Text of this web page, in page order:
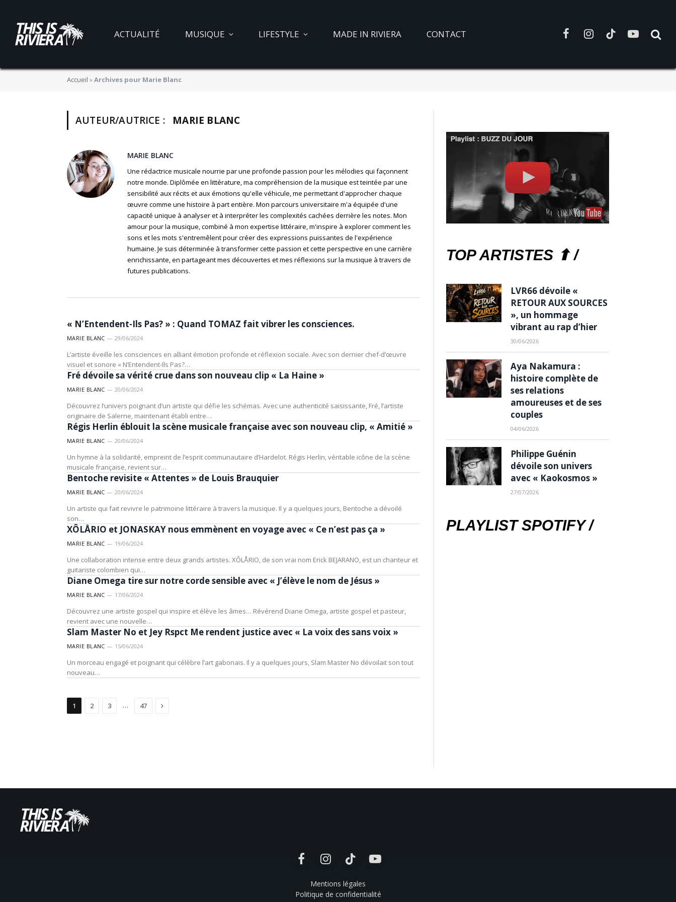
ACTUALITÉ MUSIQUE LIFESTYLE MADE IN RIVIERA CONTACT FacebookInstagramTikTokYouTube
Accueil »Archives pour Marie Blanc
AUTEUR/AUTRICE : MARIE BLANC
MARIE BLANC
Une rédactrice musicale nourrie par une profonde passion pour les mélodies qui façonnent
notre monde. Diplômée en littérature, ma compréhension de la musique est teintée par une
sensibilité aux récits et aux émotions qu'elle véhicule, me permettant d'approcher chaque
œuvre comme une histoire à part entière. Mon parcours universitaire m'a équipée d'une
capacité unique à analyser et à interpréter les complexités cachées derrière les notes. Mon
amour pour la musique, combiné à mon expertise littéraire, m'inspire à explorer comment les
sons et les mots s'entremêlent pour créer des expressions puissantes de l'expérience
humaine. Je suis déterminée à transformer cette passion et cette perspective en une carrière
enrichissante, en partageant mes découvertes et mes réflexions sur la musique à travers de
futures publications.
« N’Entendent-Ils Pas? » : Quand TOMAZ fait vibrer les consciences.
MARIE BLANC 29/06/2024
L’artiste éveille les consciences en alliant émotion profonde et réflexion sociale. Avec son dernier chef-d’œuvre
visuel et sonore « N’Entendent-Ils Pas?…
ARTISTES
Fré dévoile sa vérité crue dans son nouveau clip « La Haine »
MARIE BLANC 20/06/2024
Découvrez l’univers poignant d’un artiste qui défie les schémas. Avec une authenticité saisissante, Fré, l’artiste
originaire de Salerne, maintenant établi entre…
ARTISTES
Régis Herlin éblouit la scène musicale française avec son nouveau clip, « Amitié »
MARIE BLANC 20/06/2024
Un hymne à la solidarité, empreint de l’esprit communautaire d’Hardelot. Régis Herlin, véritable icône de la scène
musicale française, revient sur…
ARTISTES
Bentoche revisite « Attentes » de Louis Brauquier
MARIE BLANC 20/06/2024
Un artiste qui fait revivre le patrimoine littéraire à travers la musique. Il y a quelques jours, Bentoche a dévoilé
son…ARTISTES
XÔLÅRIO et JONASKAY nous emmènent en voyage avec « Ce n’est pas ça »
MARIE BLANC 19/06/2024
Une collaboration intense entre deux grands artistes. XÔLÅRIO, de son vrai nom Erick BEJARANO, est un chanteur et
guitariste colombien qui…
ARTISTES
Diane Omega tire sur notre corde sensible avec « J’élève le nom de Jésus »
MARIE BLANC 17/06/2024
Découvrez une artiste gospel qui inspire et élève les âmes… Révérend Diane Omega, artiste gospel et pasteur,
revient avec une nouvelle…
ARTISTES
Slam Master No et Jey Rspct Me rendent justice avec « La voix des sans voix »
MARIE BLANC 15/06/2024
Un morceau engagé et poignant qui célèbre l’art gabonais. Il y a quelques jours, Slam Master No dévoilait son tout
nouveau…
1 2 3 … 47 Suivant
TOP ARTISTES ⬆ /
LVR66 dévoile «
RETOUR AUX SOURCES
», un hommage
vibrant au rap d’hier
30/06/2026
Aya Nakamura :
histoire complète de
ses relations
amoureuses et de ses
couples
04/06/2026
Philippe Guénin
dévoile son univers
avec « Kaokosmos »
27/07/2026
PLAYLIST SPOTIFY /
FacebookInstagramTikTok YouTube
Mentions légales
Politique de confidentialité